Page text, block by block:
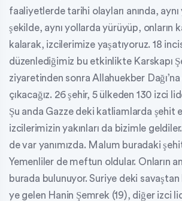
faaliyetlerde tarihi olayları anında, aynı
şekilde, aynı yollarda yürüyüp, onların
kalarak, izcilerimize yaşatıyoruz. 18
düzenlediğimiz bu etkinlikte Karskapı
ziyaretinden sonra Allahuekber
çıkacağız. 26 şehir, 5 ülkeden 130 izci
Şu anda Gazze deki katliamlarda şehit
izcilerimizin yakınları da bizimle
de var yanımızda. Malum buradaki
Yemenliler de meftun oldular. Onların
burada bulunuyor. Suriye deki
ye gelen Hanin Şemrek (19), diğer izci